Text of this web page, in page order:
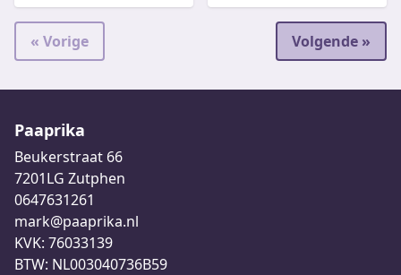
« Vorige Volgende »
Paaprika
Beukerstraat 66
7201LG Zutphen
0647631261
mark@paaprika.nl
KVK: 76033139
BTW: NL003040736B59